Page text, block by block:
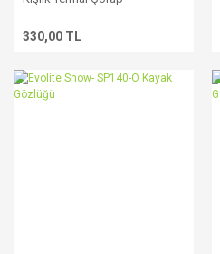
330,00 TL